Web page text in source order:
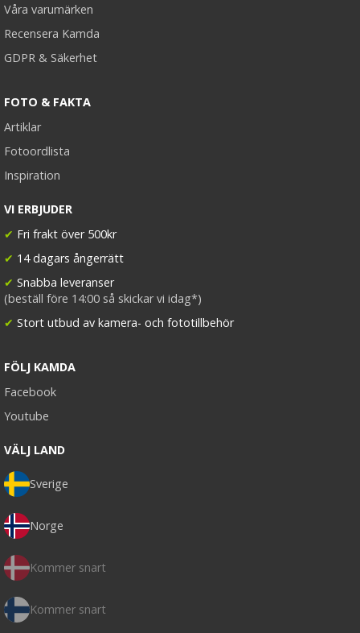
Våra varumärken
Recensera Kamda
GDPR & Säkerhet
FOTO & FAKTA
Artiklar
Fotoordlista
Inspiration
VI ERBJUDER
✔ Fri frakt över 500kr
✔ 14 dagars ångerrätt
✔ Snabba leveranser
(beställ före 14:00 så skickar vi idag*)
✔ Stort utbud av kamera- och fototillbehör
FÖLJ KAMDA
Facebook
Youtube
VÄLJ LAND
Sverige
Norge
Kommer snart
Kommer snart